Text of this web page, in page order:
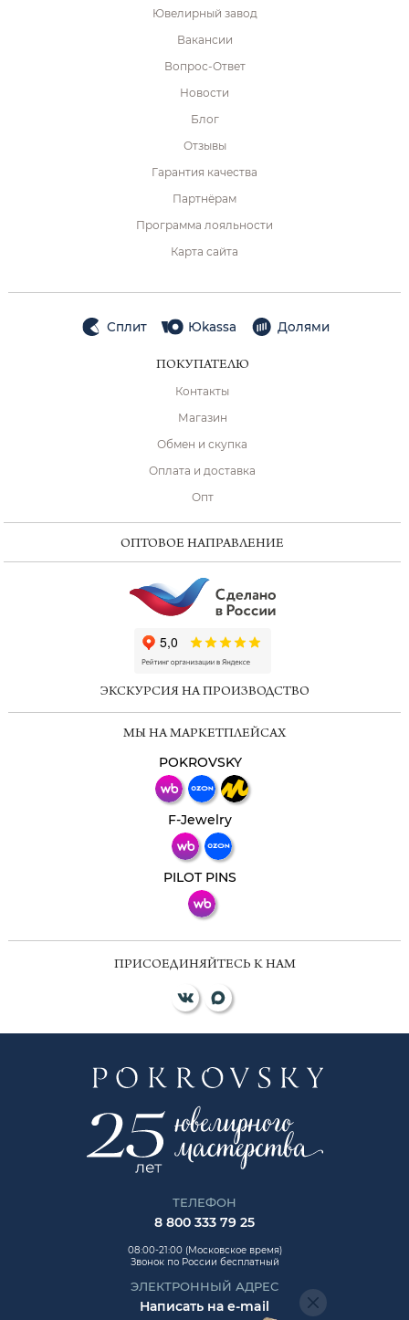
Ювелирный завод
Вакансии
Вопрос-Ответ
Новости
Блог
Отзывы
Гарантия качества
Партнёрам
Программа лояльности
Карта сайта
Сплит Юkassa Долями
ПОКУПАТЕЛЮ
Контакты
Магазин
Обмен и скупка
Оплата и доставка
Опт
ОПТОВОЕ НАПРАВЛЕНИЕ
ЭКСКУРСИЯ НА ПРОИЗВОДСТВО
МЫ НА МАРКЕТПЛЕЙСАХ
POKROVSKY
F-Jewelry
PILOT PINS
ПРИСОЕДИНЯЙТЕСЬ К НАМ
ТЕЛЕФОН
8 800 333 79 25
08:00-21:00 (Московское время)
Звонок по России бесплатный
ЭЛЕКТРОННЫЙ АДРЕС
Написать на e-mail